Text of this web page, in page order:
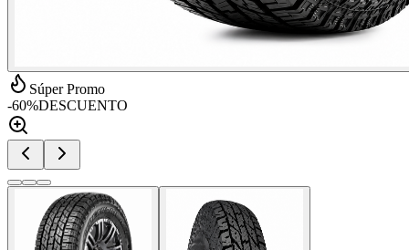
Súper Promo
-60%DESCUENTO